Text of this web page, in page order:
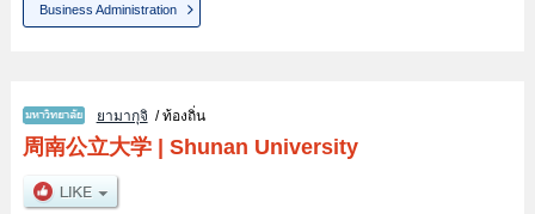
Business Administration
ยามากุจิ / ท้องถิ่น
周南公立大学| Shunan University